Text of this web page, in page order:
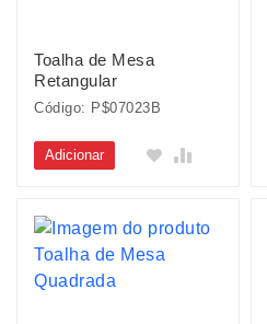
Toalha de Mesa
Retangular
Código: P$07023B
Adicionar